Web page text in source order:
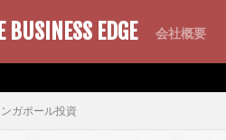
BUSINESS EDGE 会社概要
ガポール投資